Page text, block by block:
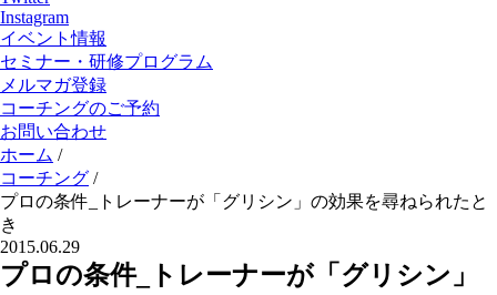
Instagram
イベント情報
セミナー・研修プログラム
メルマガ登録
コーチングのご予約
お問い合わせ
ホーム /
コーチング /
プロの条件_トレーナーが「グリシン」の効果を尋ねられたと
き
2015.06.29
プロの条件_トレーナーが「グリシン」